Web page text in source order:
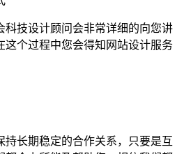
科技设计顾问会非常详细的向您讲
这个过程中您会得知网站设计服务
持长期稳定的合作关系，只要是互